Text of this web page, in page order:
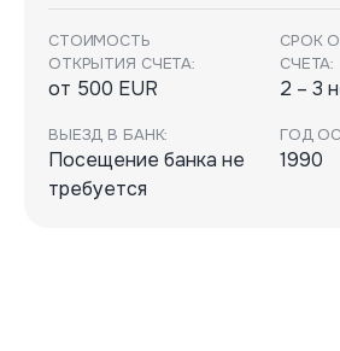
СТОИМОСТЬ
ОТКРЫТИЯ СЧЕТА:
от 500 EUR
СРОК
СЧЕТА:
2 – 3
ВЫЕЗД В БАНК:
Посещение банка не
требуется
ГОД
1990